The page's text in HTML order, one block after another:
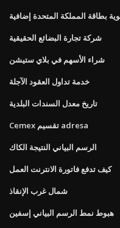
بطاقة المملكة المتحدة إضافية
شركة تجارة البضائع الحقيقية
شراء الأسهم في بلاي ستيشن
خدمة تداول العقود الآجلة
تاريخ معدل السندات البلدية
Cemex تقسيم adresa
الرسم البياني النتيجة الكاك
كيف تدفع فاتورة الانترنت العمل
شمال غرب الإنقاذ
هبوط نمط الرسم البياني إسفين